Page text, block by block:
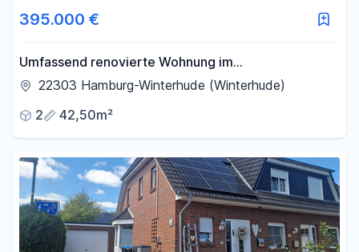
395.000 €
Umfassend renovierte Wohnung im
Jugendstilgebäude, provisionsfrei
22303 Hamburg-Winterhude (Winterhude)
2
42,50m²